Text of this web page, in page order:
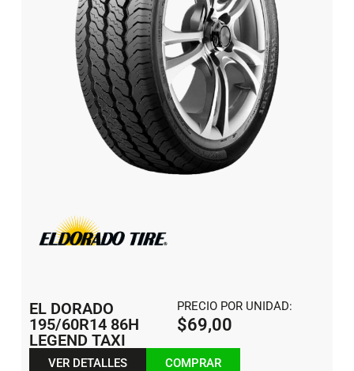
EL DORADO
195/60R14 86H
LEGEND TAXI
PRECIO POR UNIDAD:
$69,00
VER DETALLES COMPRAR